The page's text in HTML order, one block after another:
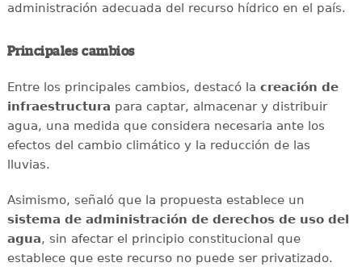
administración adecuada del recurso hídrico en el país.
Principales cambios
Entre los principales cambios, destacó la creación de
infraestructura para captar, almacenar y distribuir
agua, una medida que considera necesaria ante los
efectos del cambio climático y la reducción de las
lluvias.
Asimismo, señaló que la propuesta establece un
sistema de administración de derechos de uso del
agua, sin afectar el principio constitucional que
establece que este recurso no puede ser privatizado.